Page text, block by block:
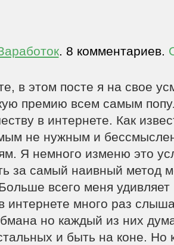
. 8 комментариев.
в этом посте я на свое
премию всем самым
в интернете. Как
не нужным и
Я немного изменю это
за самый наивный метод
всего меня
интернете много раз
но каждый из них
и быть на коне. Но